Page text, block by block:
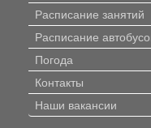
Расписание занятий
Расписание
Погода
Контакты
Наши вакансии